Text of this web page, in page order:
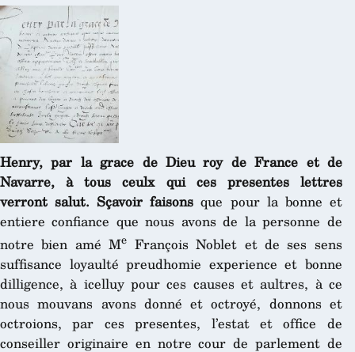
Henry, par la grace de Dieu roy de France et de
Navarre, à tous ceulx qui ces presentes lettres
verront salut. Sçavoir faisons que pour la bonne et
entiere confiance que nous avons de la personne de
notre bien amé Me François Noblet et de ses sens
suffisance loyaulté preudhomie experience et bonne
dilligence, à icelluy pour ces causes et aultres, à ce
nous mouvans avons donné et octroyé, donnons et
octroions, par ces presentes, l’estat et office de
conseiller originaire en notre cour de parlement de